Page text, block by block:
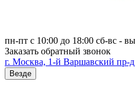
пн-пт с 10:00 до 18:00 сб-вс -
Заказать обратный звонок
г. Москва, 1-й Варшавский пр-
Везде